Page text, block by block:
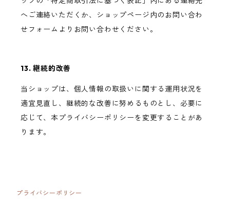
へご連絡いただくか、ショップページ内のお問い合わ
せフォームよりお問い合わせください。
13. 継続的改善
当ショップは、個人情報の取扱いに関する運用状況を
適宜見直し、継続的な改善に努めるものとし、必要に
応じて、本プライバシーポリシーを変更することがあ
ります。
プライバシーポリシー